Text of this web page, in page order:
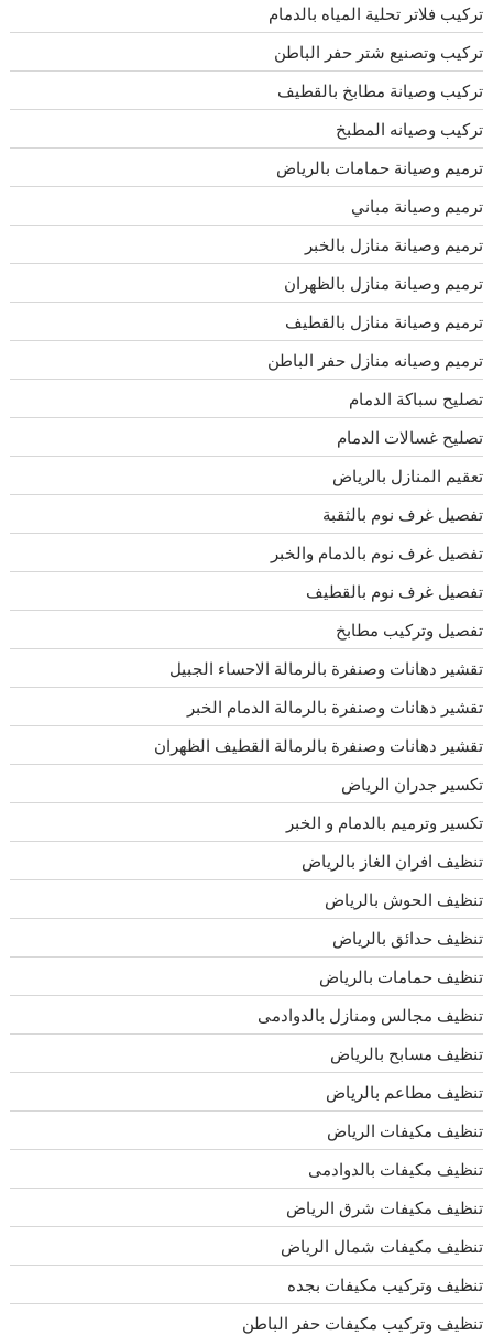
تركيب فلاتر تحلية المياه بالدمام
تركيب وتصنيع شتر حفر الباطن
تركيب وصيانة مطابخ بالقطيف
تركيب وصيانه المطبخ
ترميم وصيانة حمامات بالرياض
ترميم وصيانة مباني
ترميم وصيانة منازل بالخبر
ترميم وصيانة منازل بالظهران
ترميم وصيانة منازل بالقطيف
ترميم وصيانه منازل حفر الباطن
تصليح سباكة الدمام
تصليح غسالات الدمام
تعقيم المنازل بالرياض
تفصيل غرف نوم بالثقبة
تفصيل غرف نوم بالدمام والخبر
تفصيل غرف نوم بالقطيف
تفصيل وتركيب مطابخ
تقشير دهانات وصنفرة بالرمالة الاحساء الجبيل
تقشير دهانات وصنفرة بالرمالة الدمام الخبر
تقشير دهانات وصنفرة بالرمالة القطيف الظهران
تكسير جدران الرياض
تكسير وترميم بالدمام و الخبر
تنظيف افران الغاز بالرياض
تنظيف الحوش بالرياض
تنظيف حدائق بالرياض
تنظيف حمامات بالرياض
تنظيف مجالس ومنازل بالدوادمى
تنظيف مسابح بالرياض
تنظيف مطاعم بالرياض
تنظيف مكيفات الرياض
تنظيف مكيفات بالدوادمى
تنظيف مكيفات شرق الرياض
تنظيف مكيفات شمال الرياض
تنظيف وتركيب مكيفات بجده
تنظيف وتركيب مكيفات حفر الباطن